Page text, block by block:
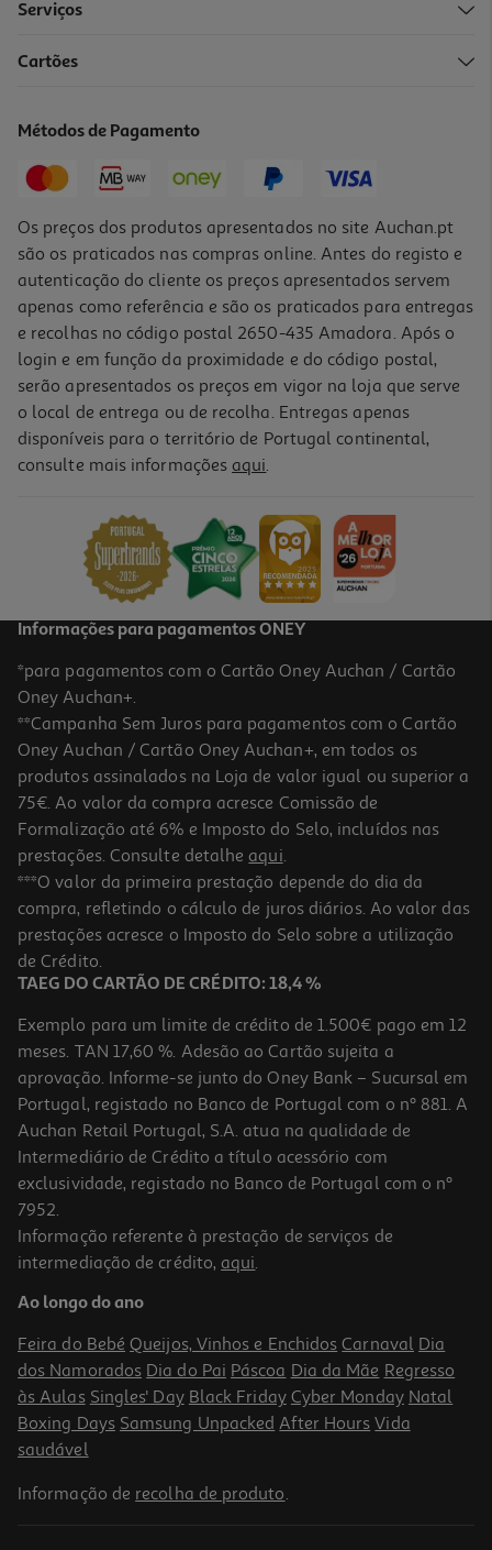
Smartband Xiaomi 9 Active Pink
24,99 €
5.0
Smartband Xiaomi Band 10 Preta
39.99 €/un
39,99 €
Smartwatch Xiaomi Redmi Watch 5 Active Silver
35.99 €/un
35,99 €
Serviços
Cartões
Métodos de Pagamento
Os preços dos produtos apresentados no site Auchan.pt
são os praticados nas compras online. Antes do registo e
autenticação do cliente os preços apresentados servem
apenas como referência e são os praticados para entregas
e recolhas no código postal 2650-435 Amadora. Após o
login e em função da proximidade e do código postal,
serão apresentados os preços em vigor na loja que serve
o local de entrega ou de recolha. Entregas apenas
disponíveis para o território de Portugal continental,
consulte mais informações aqui.
Informações para pagamentos ONEY
*para pagamentos com o Cartão Oney Auchan / Cartão
Oney Auchan+.
**Campanha Sem Juros para pagamentos com o Cartão
Oney Auchan / Cartão Oney Auchan+, em todos os
produtos assinalados na Loja de valor igual ou superior a
75€. Ao valor da compra acresce Comissão de
Formalização até 6% e Imposto do Selo, incluídos nas
prestações. Consulte detalhe aqui.
***O valor da primeira prestação depende do dia da
compra, refletindo o cálculo de juros diários. Ao valor das
prestações acresce o Imposto do Selo sobre a utilização
de Crédito.
TAEG DO CARTÃO DE CRÉDITO: 18,4 %
Exemplo para um limite de crédito de 1.500€ pago em 12
meses. TAN 17,60 %. Adesão ao Cartão sujeita a
aprovação. Informe-se junto do Oney Bank – Sucursal em
Portugal, registado no Banco de Portugal com o nº 881. A
Auchan Retail Portugal, S.A. atua na qualidade de
Intermediário de Crédito a título acessório com
exclusividade, registado no Banco de Portugal com o nº
7952.
Informação referente à prestação de serviços de
intermediação de crédito, aqui.
Ao longo do ano
Feira do Bebé Queijos, Vinhos e Enchidos Carnaval Dia
dos Namorados Dia do Pai Páscoa Dia da Mãe Regresso
às Aulas Singles' Day Black Friday Cyber Monday Natal
Boxing Days Samsung Unpacked After Hours Vida
saudável
Informação de recolha de produto.